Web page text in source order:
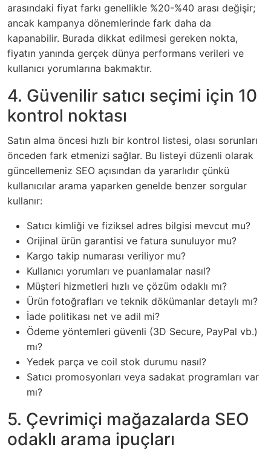
arasındaki fiyat farkı genellikle %20-%40 arası değişir;
ancak kampanya dönemlerinde fark daha da
kapanabilir. Burada dikkat edilmesi gereken nokta,
fiyatın yanında gerçek dünya performans verileri ve
kullanıcı yorumlarına bakmaktır.
4. Güvenilir satıcı seçimi için 10
kontrol noktası
Satın alma öncesi hızlı bir kontrol listesi, olası sorunları
önceden fark etmenizi sağlar. Bu listeyi düzenli olarak
güncellemeniz SEO açısından da yararlıdır çünkü
kullanıcılar arama yaparken genelde benzer sorgular
kullanır:
Satıcı kimliği ve fiziksel adres bilgisi mevcut mu?
Orijinal ürün garantisi ve fatura sunuluyor mu?
Kargo takip numarası veriliyor mu?
Kullanıcı yorumları ve puanlamalar nasıl?
Müşteri hizmetleri hızlı ve çözüm odaklı mı?
Ürün fotoğrafları ve teknik dökümanlar detaylı mı?
İade politikası net ve adil mi?
Ödeme yöntemleri güvenli (3D Secure, PayPal vb.)
mı?
Yedek parça ve coil stok durumu nasıl?
Satıcı promosyonları veya sadakat programları var
mı?
5. Çevrimiçi mağazalarda SEO
odaklı arama ipuçları